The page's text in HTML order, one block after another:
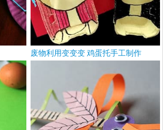
废物利用变变变 鸡蛋托手工制作